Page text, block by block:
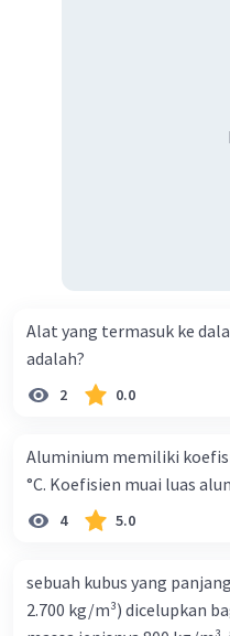
Alat yang termasuk ke
adalah?
2 0.0
Aluminium memiliki
°C. Koefisien muai luas
4 5.0
sebuah kubus yang
2.700 kg/m³) dicelupkan